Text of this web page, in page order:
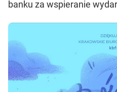
banku za wspieranie